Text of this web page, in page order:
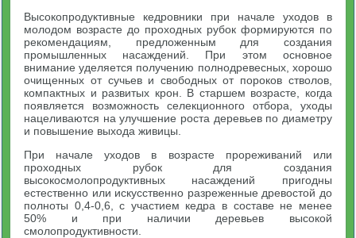
Высокопродуктивные кедровники при начале уходов в
молодом возрасте до проходных рубок формируются по
рекомендациям, предложенным для создания
промышленных насаждений. При этом основное
внимание уделяется получению полнодревесных, хорошо
очищенных от сучьев и свободных от пороков стволов,
компактных и развитых крон. В старшем возрасте, когда
появляется возможность селекционного отбора, уходы
нацеливаются на улучшение роста деревьев по диаметру
и повышение выхода живицы.
При начале уходов в возрасте прореживаний или
проходных рубок для создания
высокосмолопродуктивных насаждений пригодны
естественно или искусственно разреженные древостой до
полноты 0,4-0,6, с участием кедра в составе не менее
50% и при наличии деревьев высокой
смолопродуктивности.